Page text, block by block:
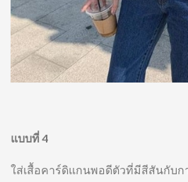
แบบที่ 4
ใส่เสื้อคาร์ดิแกนพอดีตัวที่มีสีสันกับก